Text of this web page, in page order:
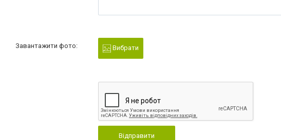
Завантажити фото: Вибрати
Відправити